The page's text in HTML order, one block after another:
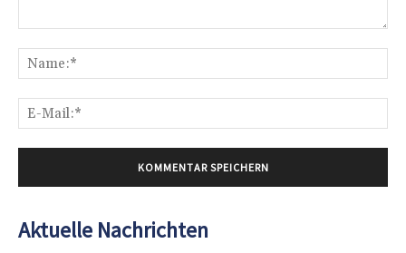
Aktuelle Nachrichten